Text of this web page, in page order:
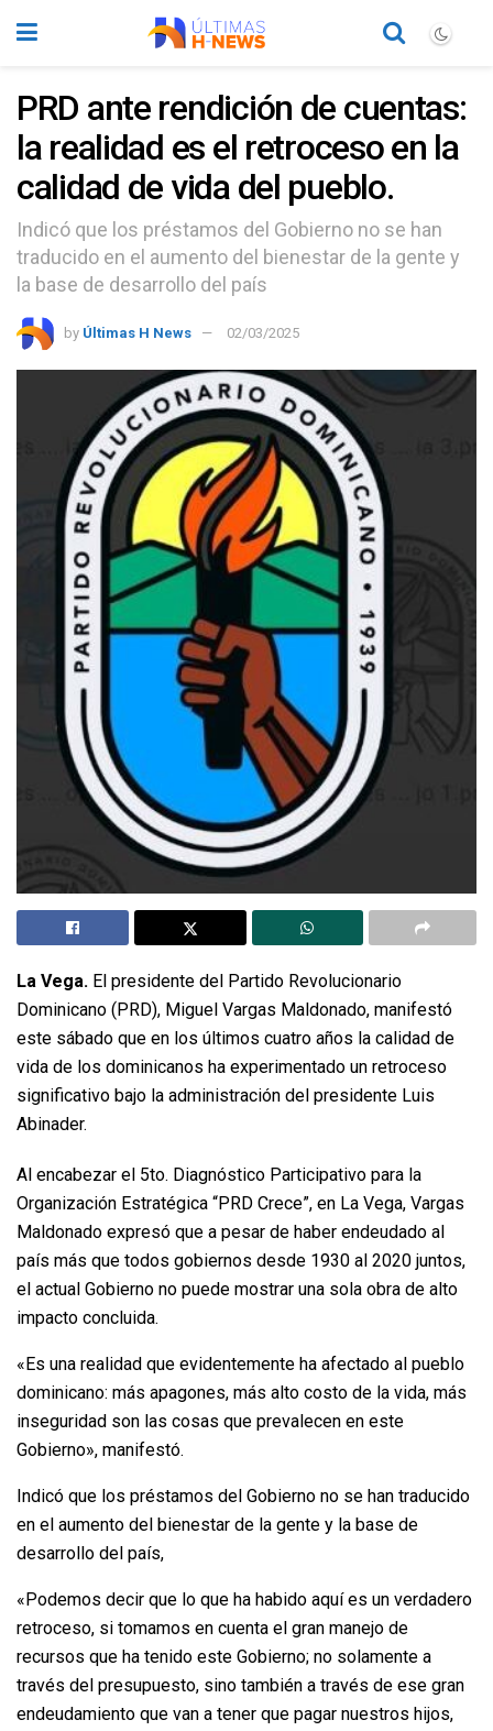
PRD ante rendición de cuentas:
la realidad es el retroceso en la
calidad de vida del pueblo.
Indicó que los préstamos del Gobierno no se han
traducido en el aumento del bienestar de la gente y
la base de desarrollo del país
by Últimas H News 02/03/2025
La Vega. El presidente del Partido Revolucionario
Dominicano (PRD), Miguel Vargas Maldonado, manifestó
este sábado que en los últimos cuatro años la calidad de
vida de los dominicanos ha experimentado un retroceso
significativo bajo la administración del presidente Luis
Abinader.
Al encabezar el 5to. Diagnóstico Participativo para la
Organización Estratégica “PRD Crece”, en La Vega, Vargas
Maldonado expresó que a pesar de haber endeudado al
país más que todos gobiernos desde 1930 al 2020 juntos,
el actual Gobierno no puede mostrar una sola obra de alto
impacto concluida.
«Es una realidad que evidentemente ha afectado al pueblo
dominicano: más apagones, más alto costo de la vida, más
inseguridad son las cosas que prevalecen en este
Gobierno», manifestó.
Indicó que los préstamos del Gobierno no se han traducido
en el aumento del bienestar de la gente y la base de
desarrollo del país,
«Podemos decir que lo que ha habido aquí es un verdadero
retroceso, si tomamos en cuenta el gran manejo de
recursos que ha tenido este Gobierno; no solamente a
través del presupuesto, sino también a través de ese gran
endeudamiento que van a tener que pagar nuestros hijos,